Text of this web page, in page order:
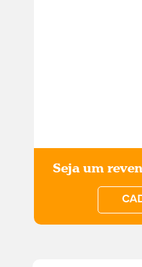
Seja um